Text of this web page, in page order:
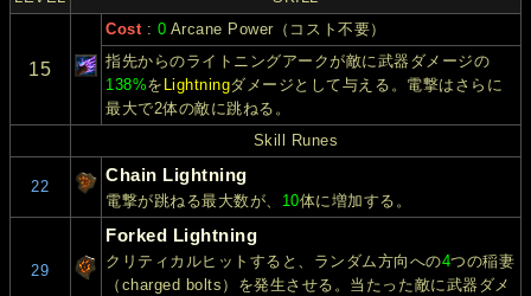
15
Cost: 0 Arcane Power（コスト不要）
指先からのライトニングアークが敵に武器ダメージの
138%を Lightningダメージとして与える。電撃はさらに
最大で2体の敵に跳ねる。
Skill Runes
22
Chain Lightning
電撃が跳ねる最大数が、 10体に増加する。
29
Forked Lightning
クリティカルヒットすると、ランダム方向への4つの稲妻
（charged bolts）を発生させる。当たった敵に武器ダメ